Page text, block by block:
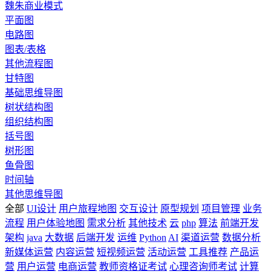
魏朱商业模式
平面图
电路图
图表/表格
其他流程图
甘特图
基础思维导图
树状结构图
组织结构图
括号图
树形图
鱼骨图
时间轴
其他思维导图
全部 UI设计 用户旅程地图 交互设计 原型规划 项目管理 业务
流程 用户体验地图 需求分析 其他技术 云 php 算法 前端开发
架构 java 大数据 后端开发 运维 Python AI 渠道运营 数据分析
新媒体运营 内容运营 短视频运营 活动运营 工具推荐 产品运
营 用户运营 电商运营 教师资格证考试 心理咨询师考试 计算